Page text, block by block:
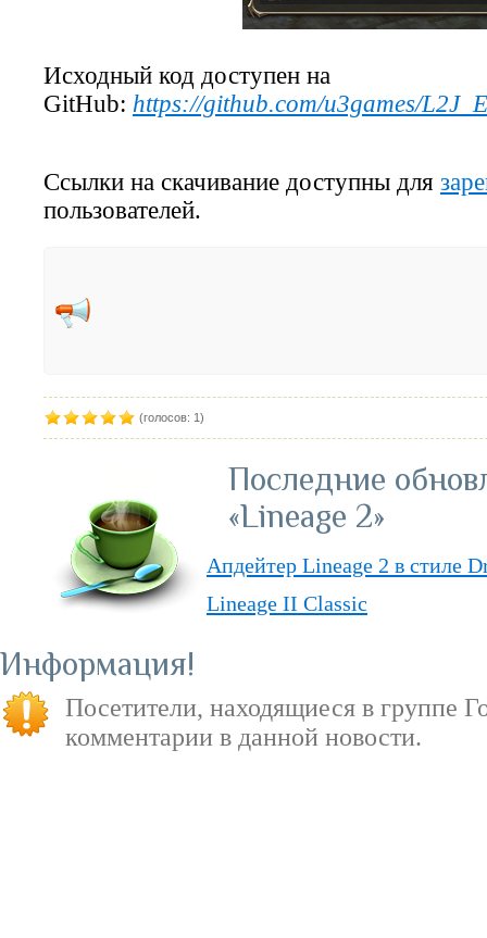
Исходный код доступен на
GitHub: https://github.com/u3games/
Ссылки на скачивание доступны для
пользователей.
(голосов: 1)
Последние
«Lineage 2»
Апдейтер Lineage 2 в стиле
Lineage II Classic
«Испеки свою любовь» —
Святого Валентина
Информация
Посетители, находящиеся в группе
комментарии в данной новости.